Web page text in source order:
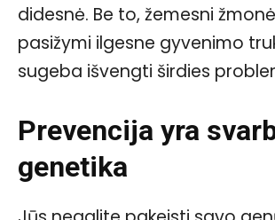
didesnė. Be to, žemesni
pasižymi ilgesne gyvenimo
sugeba išvengti širdies
Prevencija yra
genetika